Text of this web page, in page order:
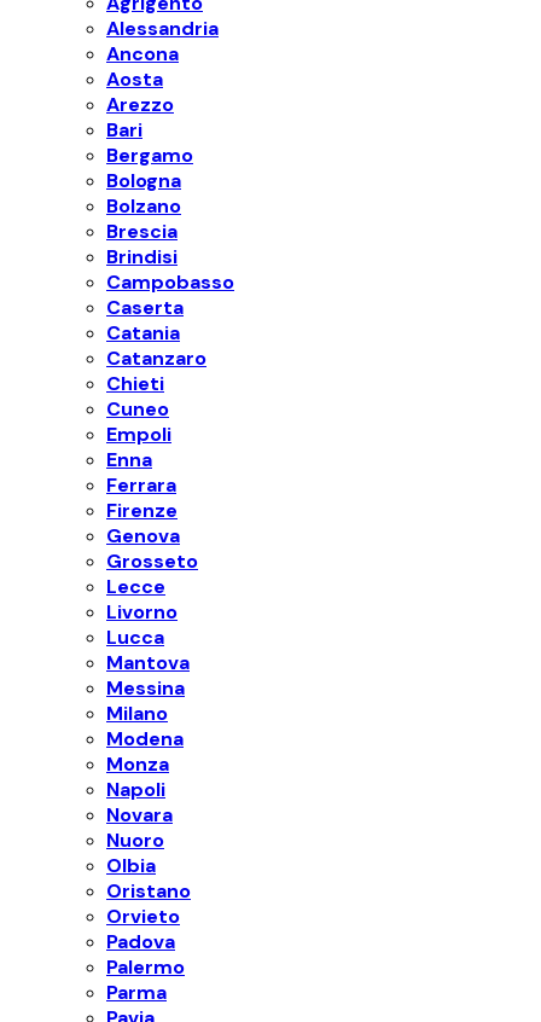
Alessandria
Ancona
Aosta
Arezzo
Bari
Bergamo
Bologna
Bolzano
Brescia
Brindisi
Campobasso
Caserta
Catania
Catanzaro
Chieti
Cuneo
Empoli
Enna
Ferrara
Firenze
Genova
Grosseto
Lecce
Livorno
Lucca
Mantova
Messina
Milano
Modena
Monza
Napoli
Novara
Nuoro
Olbia
Oristano
Orvieto
Padova
Palermo
Parma